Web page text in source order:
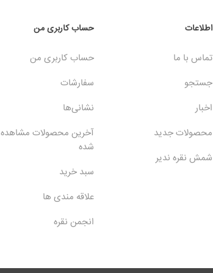
اطلاعات
تماس با ما
جستجو
اخبار
محصولات جدید
شمش نقره ندیر
حساب کاربری من
حساب کاربری من
سفارشات
نشانی‌ها
آخرین محصولات مشاهده
شده
سبد خرید
علاقه مندی ها
انجمن نقره